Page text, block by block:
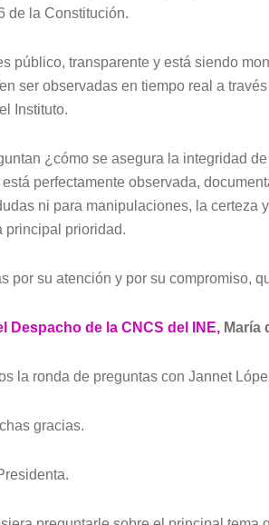
de la Constitución.
público, transparente y está siendo
ser observadas en tiempo real a
Instituto.
¿cómo se asegura la integridad
perfectamente observada,
ni para manipulaciones, la certeza
principal prioridad.
por su atención y por su compromiso,
Despacho de la CNCS del INE, María
la ronda de preguntas con Jannet
gracias.